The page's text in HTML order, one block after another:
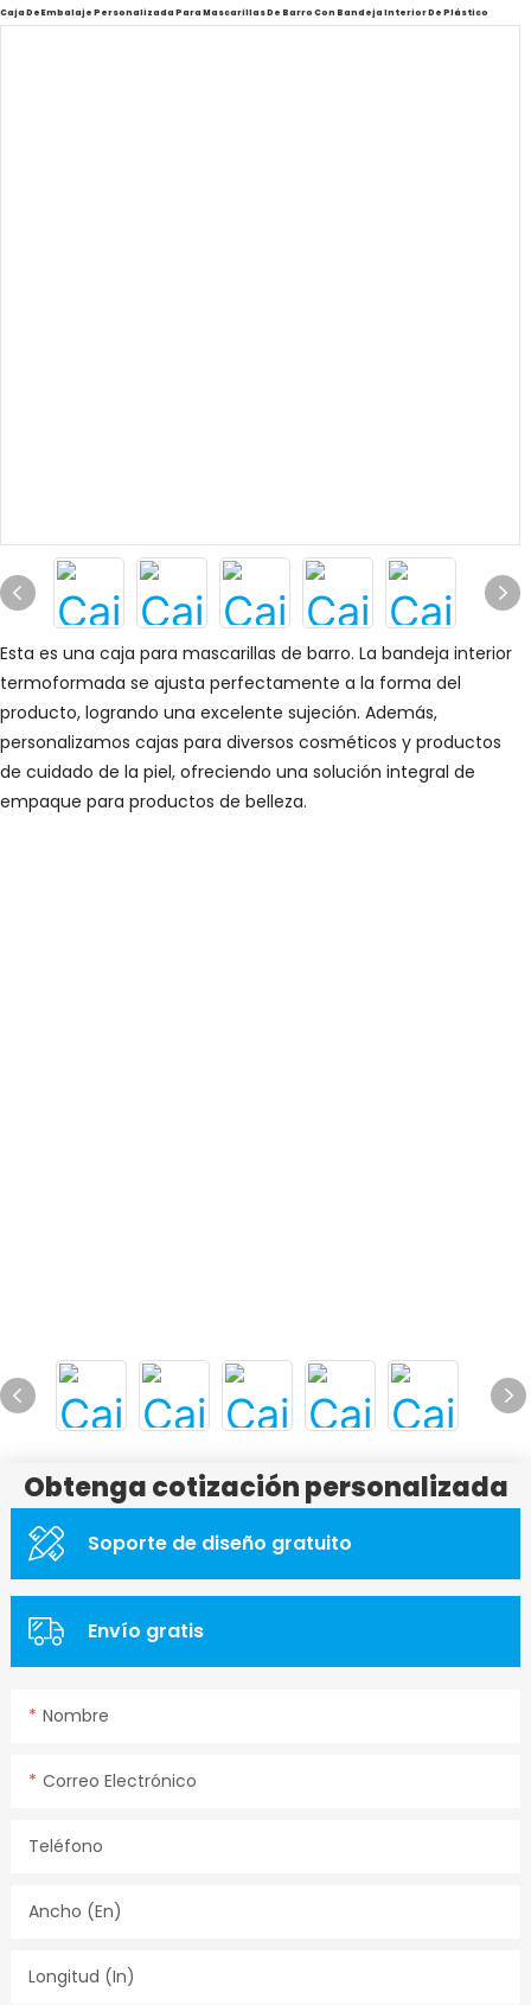
Caja De Embalaje Personalizada Para Mascarillas De Barro Con Bandeja Interior De Plástico
Esta es una caja para mascarillas de barro. La bandeja interior
termoformada se ajusta perfectamente a la forma del
producto, logrando una excelente sujeción. Además,
personalizamos cajas para diversos cosméticos y productos
de cuidado de la piel, ofreciendo una solución integral de
empaque para productos de belleza.
Obtenga cotización personalizada
Soporte de diseño gratuito
Envío gratis
Nombre
Correo Electrónico
Teléfono
Ancho (en)
Longitud (in)